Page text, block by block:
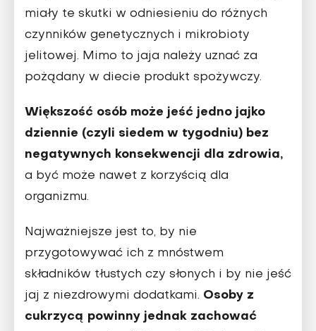
miały te skutki w odniesieniu do różnych
czynników genetycznych i mikrobioty
jelitowej. Mimo to jaja należy uznać za
pożądany w diecie produkt spożywczy.
Większość osób może jeść jedno jajko
dziennie (czyli siedem w tygodniu) bez
negatywnych konsekwencji dla zdrowia,
a być może nawet z korzyścią dla
organizmu.
Najważniejsze jest to, by nie
przygotowywać ich z mnóstwem
składników tłustych czy słonych i by nie jeść
jaj z niezdrowymi dodatkami. Osoby z
cukrzycą powinny jednak zachować